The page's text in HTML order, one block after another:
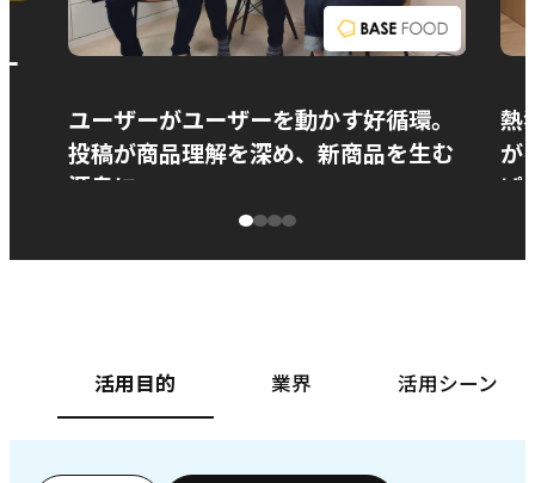
ユーザーがユーザーを動かす好循環。
投稿が商品理解を深め、新商品を生む
源泉に
熱
が
ぱ
活用目的 業界 活用シーン